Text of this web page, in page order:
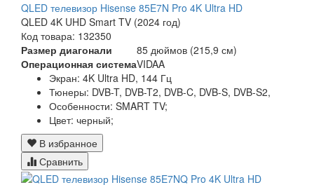
QLED телевизор Hisense 85E7N Pro 4K Ultra HD
QLED 4K UHD Smart TV (2024 год)
Код товара: 132350
Размер диагонали
85 дюймов (215,9 см)
Операционная системаVIDAA
Экран: 4K Ultra HD, 144 Гц
Тюнеры: DVB-T, DVB-T2, DVB-C, DVB-S, DVB-S2,
Особенности: SMART TV;
Цвет: черный;
В избранное
Сравнить